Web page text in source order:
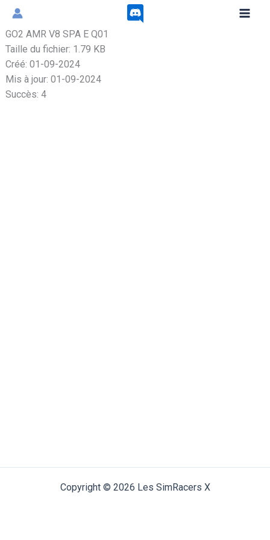
Aller
contenu
GO2 AMR V8 SPA E Q01
Taille du fichier: 1.79 KB
Créé: 01-09-2024
Mis à jour: 01-09-2024
Succès: 4
Copyright © 2026 Les SimRacers X